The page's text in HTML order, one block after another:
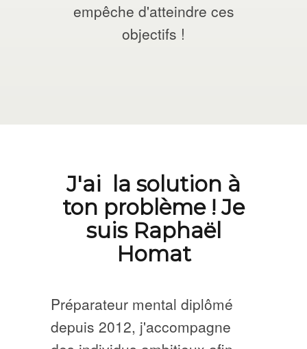
empêche d'atteindre ces
objectifs !
J'ai la solution à
ton problème ! Je
suis Raphaël
Homat
Préparateur mental diplômé
depuis 2012, j'accompagne